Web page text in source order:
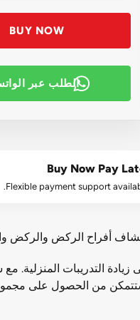
BUY NOW
الطلب عبر
Buy Now Pay
Flexible payment support
أفراح الركض والركض